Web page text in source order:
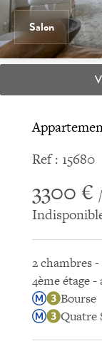
Salon
Ref : 15680
3300 €
2 chambres
4ème étage -
Bourse
Quatre